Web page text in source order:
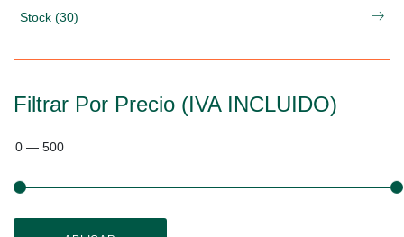
Stock (30)
Filtrar Por Precio (IVA INCLUIDO)
0 — 500